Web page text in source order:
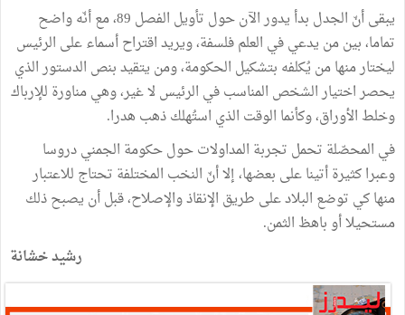
يبقى أنّ الجدل بدأ يدور الآن حول تأويل الفصل 89، مع أنّه واضح
تماما، بين من يدعي في العلم فلسفة، ويريد اقتراح أسماء على الرئيس
ليختار منها من يُكلفه بتشكيل الحكومة، ومن يتقيد بنص الدستور الذي
يحصر اختيار الشخص المناسب في الرئيس لا غير، وهي مناورة للإرباك
وخلط الأوراق، وكأنما الوقت الذي استُهلك ذهب هدرا.
في المحصّلة تحمل تجربة المداولات حول حكومة الجمني دروسا
وعبرا كثيرة أتينا على بعضها، إلا أنّ النخب المختلفة تحتاج للاعتبار
منها كي توضع البلاد على طريق الإنقاذ والإصلاح، قبل أن يصبح ذلك
مستحيلا أو باهظ الثمن.
رشيد خشانة